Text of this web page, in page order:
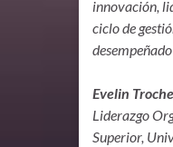
innovación,
ciclo de
Evelin Troche
Liderazgo
Superior,